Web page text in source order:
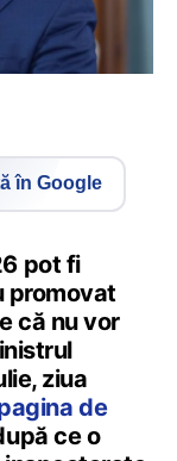
în Google
pot fi
promovat
că nu vor
ziua
de
ce o